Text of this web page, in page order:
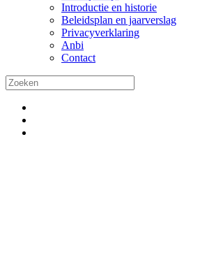
Introductie en historie
Beleidsplan en jaarverslag
Privacyverklaring
Anbi
Contact